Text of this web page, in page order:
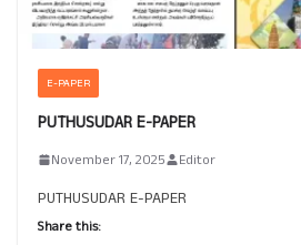
E-PAPER
PUTHUSUDAR E-PAPER
November 17, 2025 Editor
PUTHUSUDAR E-PAPER
Share this: